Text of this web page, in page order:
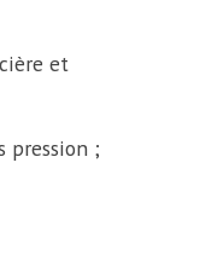
et
pression ;